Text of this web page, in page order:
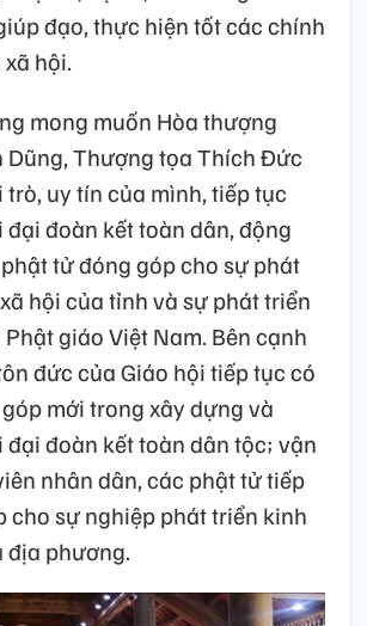
đạo, thực hiện tốt các chính
hội.
mong muốn Hòa thượng
Dũng, Thượng tọa Thích Đức
uy tín của mình, tiếp tục
đoàn kết toàn dân, động
tử đóng góp cho sự phát
hội của tỉnh và sự phát triển
giáo Việt Nam. Bên cạnh
đức của Giáo hội tiếp tục có
mới trong xây dựng và
đoàn kết toàn dân tộc; vận
nhân dân, các phật tử tiếp
cho sự nghiệp phát triển kinh
địa phương.